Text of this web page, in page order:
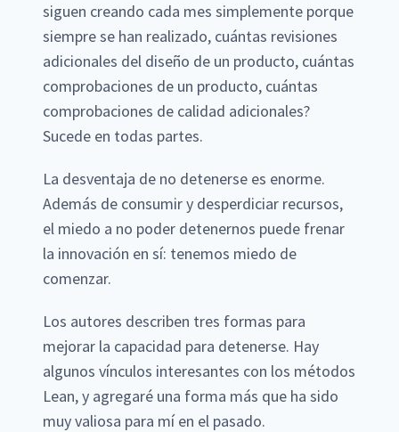
siguen creando cada mes simplemente porque
siempre se han realizado, cuántas revisiones
adicionales del diseño de un producto, cuántas
comprobaciones de un producto, cuántas
comprobaciones de calidad adicionales?
Sucede en todas partes.
La desventaja de no detenerse es enorme.
Además de consumir y desperdiciar recursos,
el miedo a no poder detenernos puede frenar
la innovación en sí: tenemos miedo de
comenzar.
Los autores describen tres formas para
mejorar la capacidad para detenerse. Hay
algunos vínculos interesantes con los métodos
Lean, y agregaré una forma más que ha sido
muy valiosa para mí en el pasado.